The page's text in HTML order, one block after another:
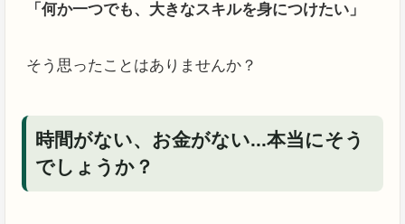
「何か一つでも、大きなスキルを身につけたい」
そう思ったことはありませんか？
時間がない、お金がない...本当にそう
でしょうか？